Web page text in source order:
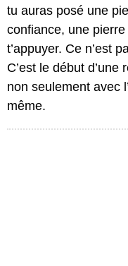
tu auras posé une
confiance, une
t’appuyer. Ce n’est
C’est le début
non seulement avec
même.